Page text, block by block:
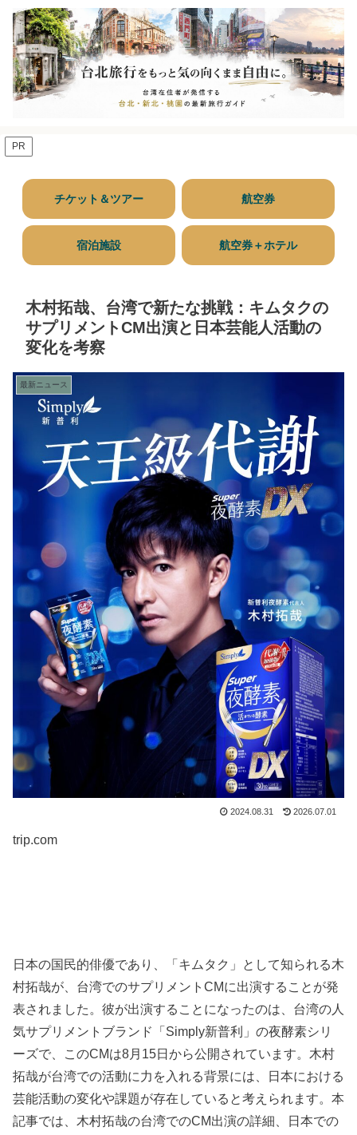
PR
チケット＆ツアー 航空券
宿泊施設 航空券＋ホテル
木村拓哉、台湾で新たな挑戦：キムタクの
サプリメントCM出演と日本芸能人活動の
変化を考察
最新ニュース
2024.08.31 2026.07.01
trip.com
日本の国民的俳優であり、「キムタク」として知られる木
村拓哉が、台湾でのサプリメントCMに出演することが発
表されました。彼が出演することになったのは、台湾の人
気サプリメントブランド「Simply新普利」の夜酵素シリ
ーズで、このCMは8月15日から公開されています。木村
拓哉が台湾での活動に力を入れる背景には、日本における
芸能活動の変化や課題が存在していると考えられます。本
記事では、木村拓哉の台湾でのCM出演の詳細、日本での